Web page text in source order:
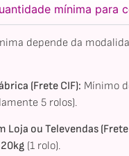
mínima para
depende da
(Frete CIF): Mínimo
5 rolos).
Loja ou Televendas (Frete
20kg (1 rolo).